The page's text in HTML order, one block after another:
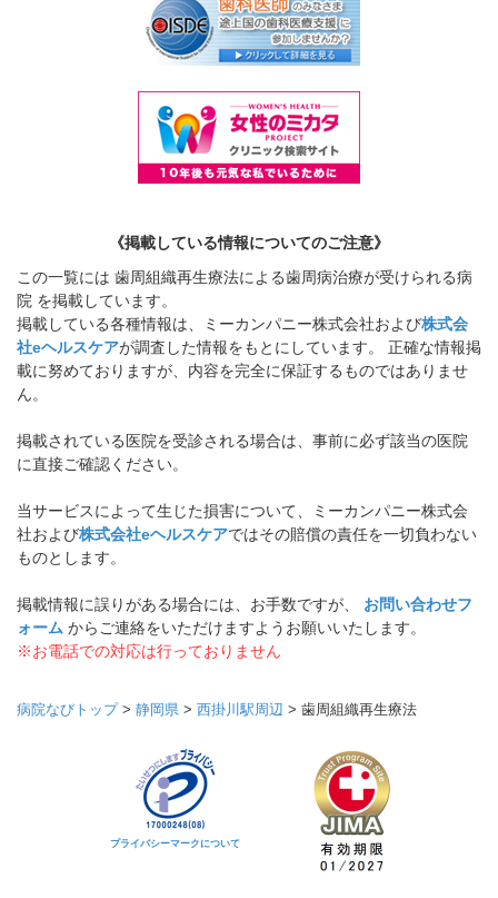
《掲載している情報についてのご注意》
この一覧には 歯周組織再生療法による歯周病治療が受けられる病
院 を掲載しています。
掲載している各種情報は、ミーカンパニー株式会社および株式会
社eヘルスケアが調査した情報をもとにしています。 正確な情報掲
載に努めておりますが、内容を完全に保証するものではありませ
ん。
掲載されている医院を受診される場合は、事前に必ず該当の医院
に直接ご確認ください。
当サービスによって生じた損害について、ミーカンパニー株式会
社および株式会社eヘルスケアではその賠償の責任を一切負わない
ものとします。
掲載情報に誤りがある場合には、お手数ですが、 お問い合わせフ
ォーム からご連絡をいただけますようお願いいたします。
※お電話での対応は行っておりません
病院なびトップ> 静岡県 > 西掛川駅周辺 > 歯周組織再生療法
プライバシーマークについて